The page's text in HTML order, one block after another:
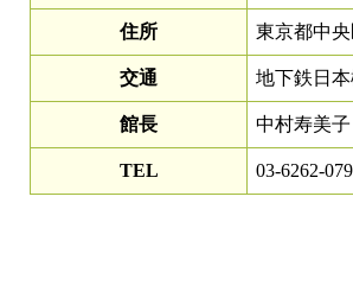
住所 東京都中
交通 地下鉄日
館長 中村寿美子
TEL 03-6262-